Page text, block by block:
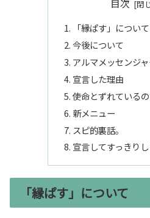
目次
「縁ぱす」について
今後について
アルマメッセンジ
宣言した理由
使命とずれている
新メニュー
スピ的裏話。
宣言してすっきり
「縁ぱす」について